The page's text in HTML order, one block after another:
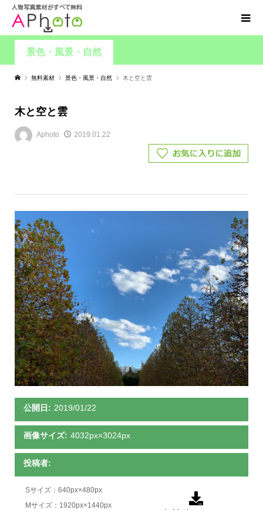
景色・風景・自然
無料素材 景色・風景・自然 木と空と雲
木と空と雲
Aphoto 2019.01.22
公開日: 2019/01/22
画像サイズ: 4032px×3024px
投稿者:
Sサイズ：640px×480px
Mサイズ：1920px×1440px
